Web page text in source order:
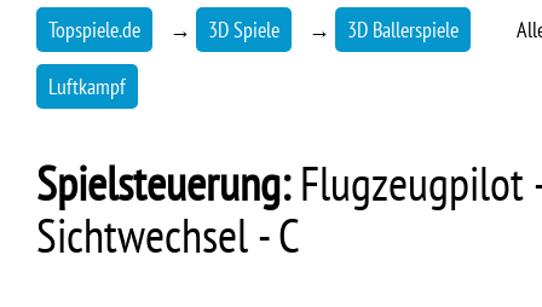
Topspiele.de → 3D Spiele → 3D Ballerspiele
Luftkampf
Spielsteuerung:Flugzeugpilot -
Sichtwechsel - C